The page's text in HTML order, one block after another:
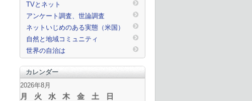
TVとネット
アンケート調査、世論調査
ネットいじめのある実態（米国）
自然と地域コミュニティ
世界の自治は
カレンダー
2026年8月
月 火 水 木 金 土 日